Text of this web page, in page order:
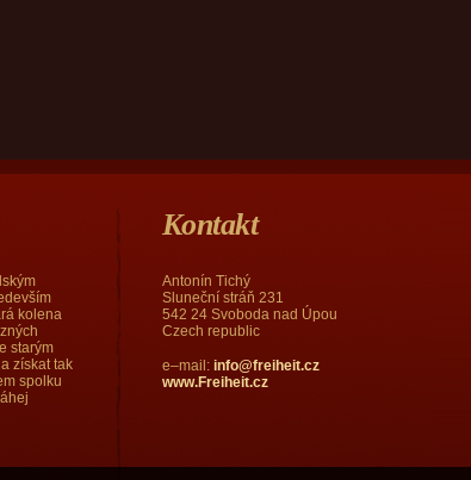
kolena
starým
získat tak
spolku
Kontakt
Antonín Tichý
Sluneční stráň 231
542 24 Svoboda nad Úpou
Czech republic
e–mail: info@freiheit.cz
www.Freiheit.cz